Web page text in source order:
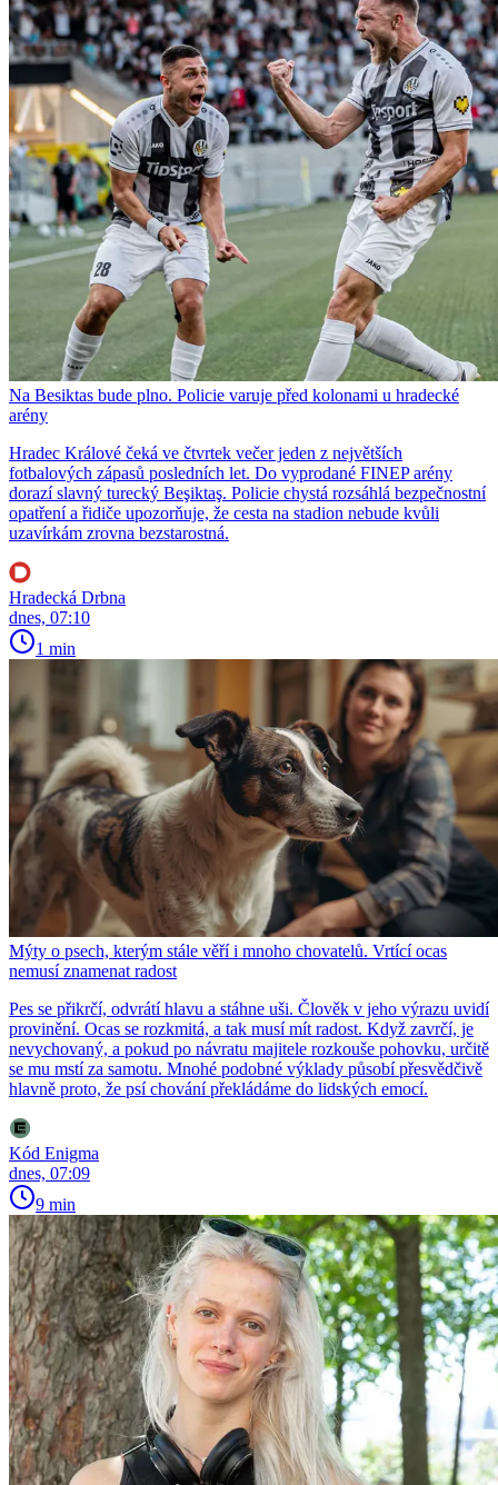
Na Besiktas bude plno. Policie varuje před kolonami u hradecké
arény
Hradec Králové čeká ve čtvrtek večer jeden z největších
fotbalových zápasů posledních let. Do vyprodané FINEP arény
dorazí slavný turecký Beşiktaş. Policie chystá rozsáhlá bezpečnostní
opatření a řidiče upozorňuje, že cesta na stadion nebude kvůli
uzavírkám zrovna bezstarostná.
Hradecká Drbna
dnes, 07:10
1 min
Mýty o psech, kterým stále věří i mnoho chovatelů. Vrtící ocas
nemusí znamenat radost
Pes se přikrčí, odvrátí hlavu a stáhne uši. Člověk v jeho výrazu uvidí
provinění. Ocas se rozkmitá, a tak musí mít radost. Když zavrčí, je
nevychovaný, a pokud po návratu majitele rozkouše pohovku, určitě
se mu mstí za samotu. Mnohé podobné výklady působí přesvědčivě
hlavně proto, že psí chování překládáme do lidských emocí.
Kód Enigma
dnes, 07:09
9 min